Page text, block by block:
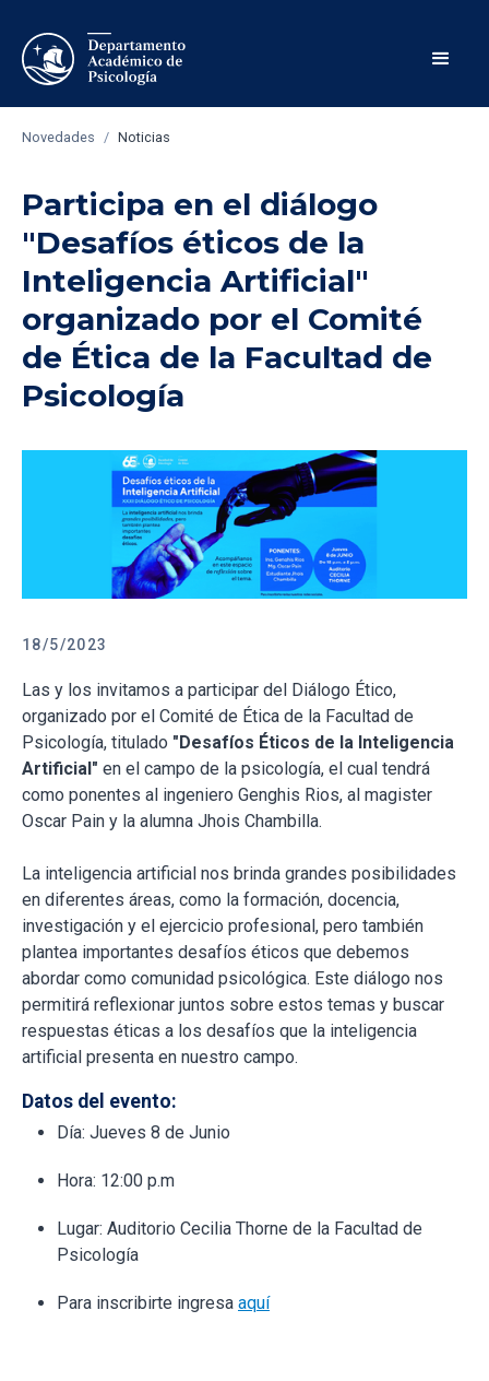
Novedades / Noticias
Participa en el diálogo
"Desafíos éticos de la
Inteligencia Artificial"
organizado por el Comité
de Ética de la Facultad de
Psicología
18/5/2023
Las y los invitamos a participar del Diálogo Ético,
organizado por el Comité de Ética de la Facultad de
Psicología, titulado "Desafíos Éticos de la Inteligencia
Artificial" en el campo de la psicología, el cual tendrá
como ponentes al ingeniero Genghis Rios, al magister
Oscar Pain y la alumna Jhois Chambilla.
La inteligencia artificial nos brinda grandes posibilidades
en diferentes áreas, como la formación, docencia,
investigación y el ejercicio profesional, pero también
plantea importantes desafíos éticos que debemos
abordar como comunidad psicológica. Este diálogo nos
permitirá reflexionar juntos sobre estos temas y buscar
respuestas éticas a los desafíos que la inteligencia
artificial presenta en nuestro campo.
Datos del evento:
Día: Jueves 8 de Junio
Hora: 12:00 p.m
Lugar: Auditorio Cecilia Thorne de la Facultad de
Psicología
Para inscribirte ingresa aquí